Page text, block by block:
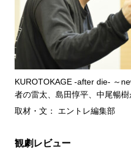
KUROTOKAGE -after die- ～
者の雷太、島田惇平、中尾暢樹
取材・文： エントレ編集部
観劇レビュー